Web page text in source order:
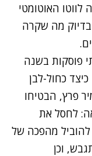
האוטומטי
מה שקרה
פוסקות בשנה
כחול-לבן
פרץ, הבטיחו
לחסל את
מהפכה של
וכן